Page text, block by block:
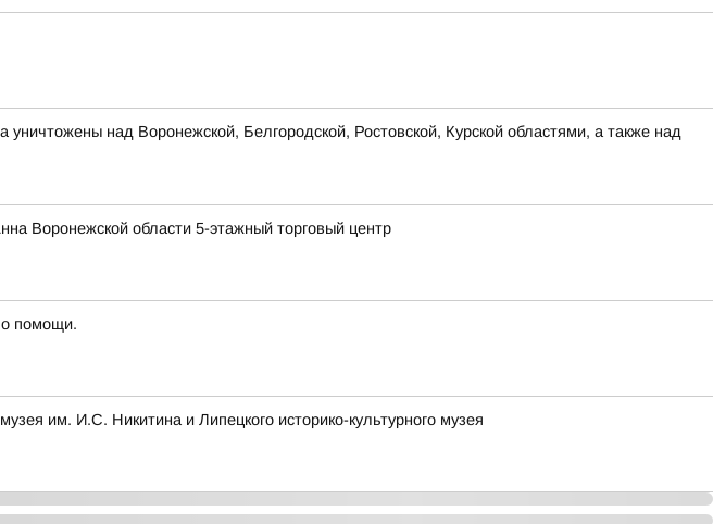
над Воронежской, Белгородской, Ростовской, Курской областями, а также над
Воронежской области 5-этажный торговый центр
о помощи.
им. И.С. Никитина и Липецкого историко-культурного музея